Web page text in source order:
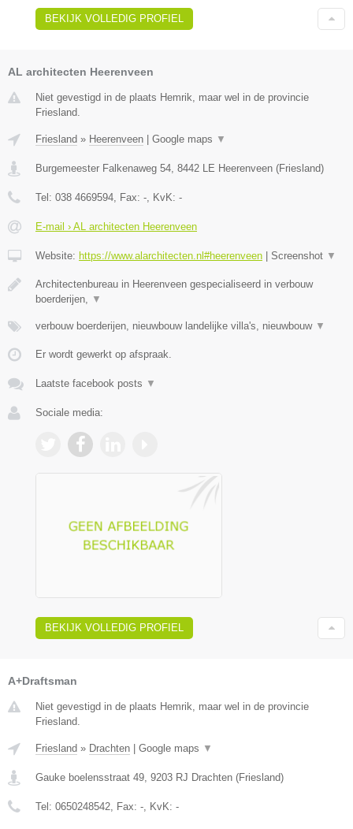
BEKIJK VOLLEDIG PROFIEL
AL architecten Heerenveen
Niet gevestigd in de plaats Hemrik, maar wel in de provincie
Friesland.
Friesland » Heerenveen Google maps ▼
Burgemeester Falkenaweg 54, 8442 LE Heerenveen (Friesland)
Tel: 038 4669594, Fax: -, KvK: -
E-mail › AL architecten Heerenveen
Website: https://www.alarchitecten.nl#heerenveen Screenshot ▼
Architectenbureau in Heerenveen gespecialiseerd in verbouw
boerderijen, ▼
verbouw boerderijen, nieuwbouw landelijke villa's, nieuwbouw ▼
Er wordt gewerkt op afspraak.
Laatste facebook posts ▼
Sociale media:
BEKIJK VOLLEDIG PROFIEL
A+Draftsman
Niet gevestigd in de plaats Hemrik, maar wel in de provincie
Friesland.
Friesland » Drachten Google maps ▼
Gauke boelensstraat 49, 9203 RJ Drachten (Friesland)
Tel: 0650248542, Fax: -, KvK: -